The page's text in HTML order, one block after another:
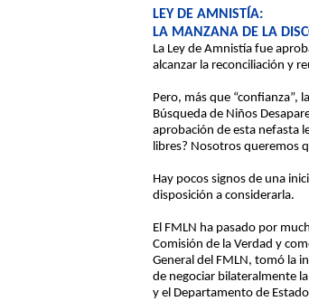
LEY DE AMNISTÍA:
LA MANZANA DE LA
La Ley de Amnistía fue
alcanzar la reconciliación y
Pero, más que “confianza”,
Búsqueda de Niños
aprobación de esta nefasta
libres? Nosotros queremos
Hay pocos signos de una
disposición a considerarla.
El FMLN ha pasado por
Comisión de la Verdad y
General del FMLN, tomó la
de negociar bilateralmente
y el Departamento de